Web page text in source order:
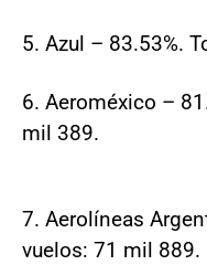
5. Azul – 83.53%.
6. Aeroméxico –
mil 389.
7. Aerolíneas
vuelos: 71 mil 889.